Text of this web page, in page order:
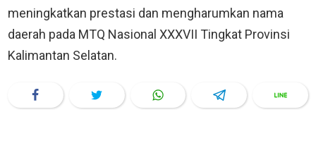
meningkatkan prestasi dan mengharumkan nama
daerah pada MTQ Nasional XXXVII Tingkat Provinsi
Kalimantan Selatan.